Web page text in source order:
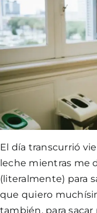
El día transcurrió
leche mientras me
(literalmente) para
que quiero
también, para